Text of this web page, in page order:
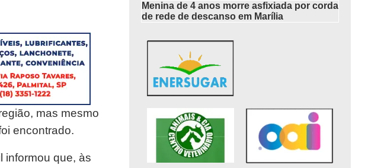
mas mesmo
encontrado.
informou que, às
Menina de 4 anos morre asfixiada por corda
de rede de descanso em Marília